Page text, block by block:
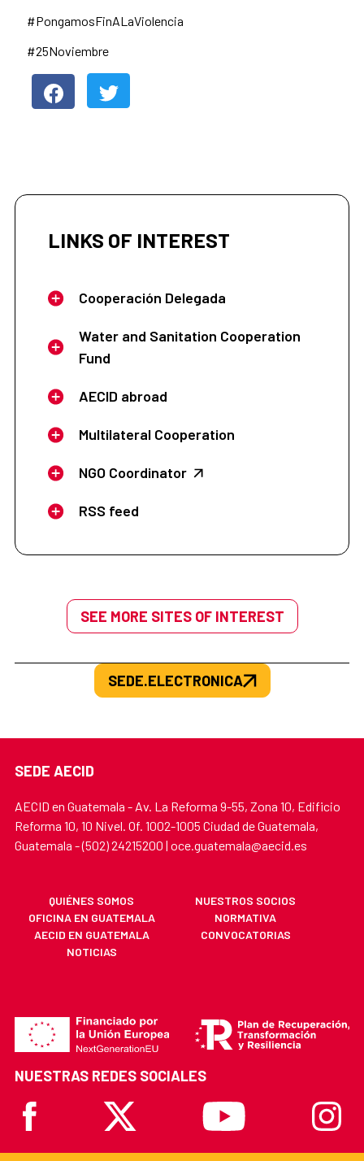
#PongamosFinALaViolencia
#25Noviembre
LINKS OF INTEREST
Cooperación Delegada
Water and Sanitation Cooperation
Fund
AECID abroad
Multilateral Cooperation
NGO Coordinator
RSS feed
SEE MORE SITES OF INTEREST
SEDE.ELECTRONICA
SEDE AECID
AECID en Guatemala - Av. La Reforma 9-55, Zona 10, Edificio
Reforma 10, 10 Nivel. Of. 1002-1005 Ciudad de Guatemala,
Guatemala - (502) 24215200 | oce.guatemala@aecid.es
QUIÉNES SOMOS
NUESTROS SOCIOS
OFICINA EN GUATEMALA
NORMATIVA
AECID EN GUATEMALA
CONVOCATORIAS
NOTICIAS
NUESTRAS REDES SOCIALES
Facebook
X Youtube